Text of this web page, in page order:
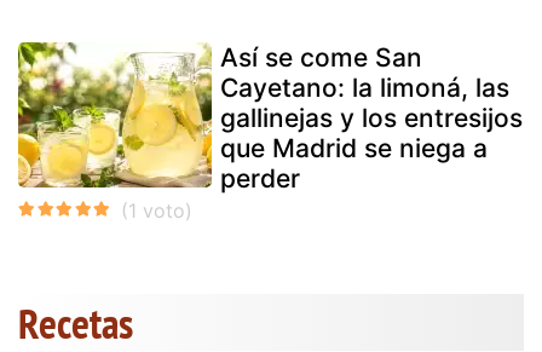
Así se come San
Cayetano: la limoná, las
gallinejas y los entresijos
que Madrid se niega a
perder
Recetas